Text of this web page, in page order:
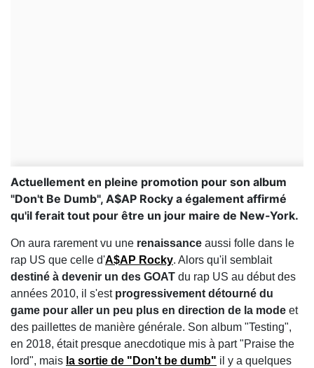
Actuellement en pleine promotion pour son album
"Don't Be Dumb", A$AP Rocky a également affirmé
qu'il ferait tout pour être un jour maire de New-York.
On aura rarement vu une renaissance aussi folle dans le
rap US que celle d'A$AP Rocky. Alors qu'il semblait
destiné à devenir un des GOAT du rap US au début des
années 2010, il s'est progressivement détourné du
game pour aller un peu plus en direction de la mode et
des paillettes de manière générale. Son album "Testing",
en 2018, était presque anecdotique mis à part "Praise the
lord", mais la sortie de "Don't be dumb" il y a quelques